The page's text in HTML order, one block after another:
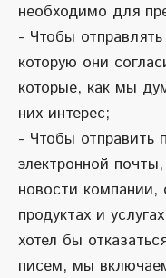
необходимо для
- Чтобы
которую они
которые, как мы
них интерес;
- Чтобы отправить
электронной
новости
продуктах и
хотел бы
писем, мы